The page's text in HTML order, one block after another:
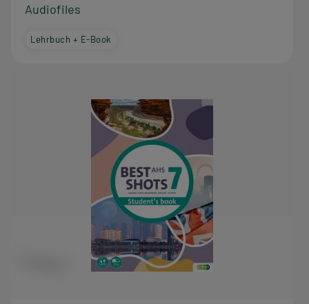
Audiofiles
Lehrbuch + E-Book